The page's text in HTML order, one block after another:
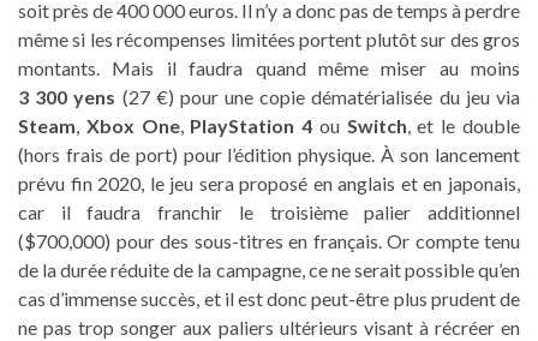
soit près de 400 000 euros. Il n’y a donc pas de temps à perdre
même si les récompenses limitées portent plutôt sur des gros
montants. Mais il faudra quand même miser au moins
3 300 yens (27 €) pour une copie dématérialisée du jeu via
Steam, Xbox One, PlayStation 4 ou Switch, et le double
(hors frais de port) pour l’édition physique. À son lancement
prévu fin 2020, le jeu sera proposé en anglais et en japonais,
car il faudra franchir le troisième palier additionnel
($700,000) pour des sous-titres en français. Or compte tenu
de la durée réduite de la campagne, ce ne serait possible qu’en
cas d’immense succès, et il est donc peut-être plus prudent de
ne pas trop songer aux paliers ultérieurs visant à récréer en